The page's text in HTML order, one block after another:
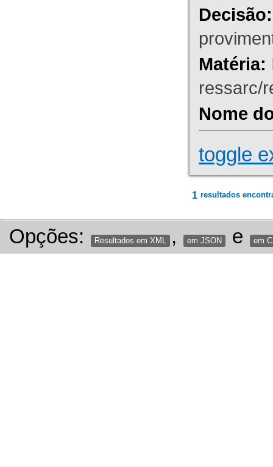
Decisão:
Matéria:
ressarc/
Nome
toggle
1 resultados
Opções: Resultados em XML , em JSON e em